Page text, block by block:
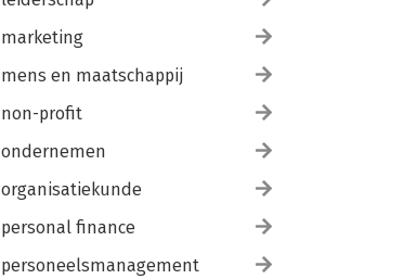
marketing
mens en maatschappij
non-profit
ondernemen
organisatiekunde
personal finance
personeelsmanagement